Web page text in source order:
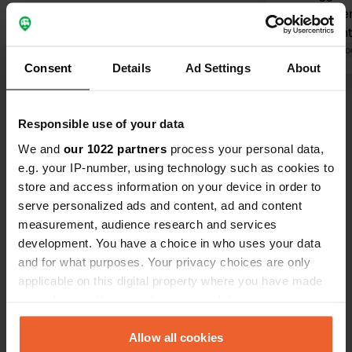
Consent Details Ad Settings About
Responsible use of your data
We and our 1022 partners process your personal data,
e.g. your IP-number, using technology such as cookies to
store and access information on your device in order to
serve personalized ads and content, ad and content
measurement, audience research and services
development. You have a choice in who uses your data
and for what purposes. Your privacy choices are only
applicable on this digital property where you have made
any time from the Cookie Declaration or by clicking on
the Privacy trigger icon.Allow all cookies
i servizi
diverse
un buon
Tradotto da
Sei stato qui?
Contatto
sh8 livadh-himarë